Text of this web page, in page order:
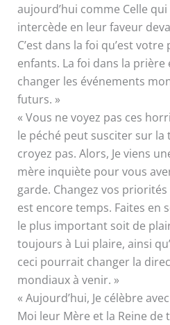
aujourd’hui comme Celle
intercède en leur faveur
C’est dans la foi qu’est
enfants. La foi dans la
changer les événements
futurs. »
« Vous ne voyez pas ces
le péché peut susciter sur la
croyez pas. Alors, Je viens
mère inquiète pour vous
garde. Changez vos
est encore temps. Faites en
le plus important soit de
toujours à Lui plaire, ainsi
ceci pourrait changer la
mondiaux à venir. »
« Aujourd’hui, Je célèbre
Moi leur Mère et la Reine de